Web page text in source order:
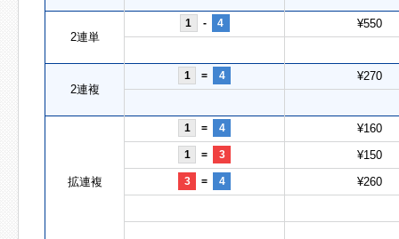
2連単
1 - 4 ¥550
2連複
1 = 4 ¥270
拡連複
1 = 4 ¥160
1 = 3 ¥150
3 = 4 ¥260